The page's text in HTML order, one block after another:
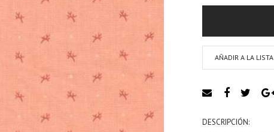
AÑADIR A LA
DESCRIPCIÓN: